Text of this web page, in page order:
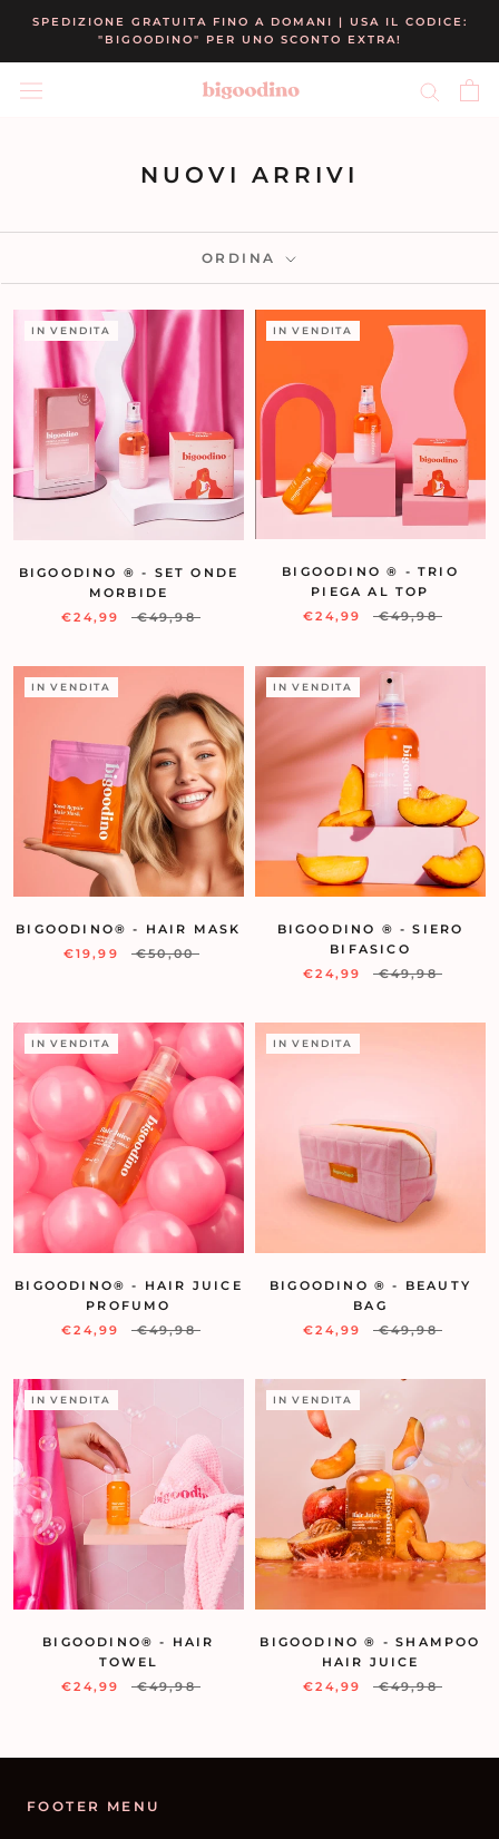
contenuto
SPEDIZIONE GRATUITA FINO A DOMANI | USA IL CODICE:
"BIGOODINO" PER UNO SCONTO EXTRA!
NUOVI ARRIVI
ORDINA
IN VENDITA
BIGOODINO ® - SET ONDE
MORBIDE
€24,99
€49,98
IN VENDITA
BIGOODINO ® - TRIO
PIEGA AL TOP
€24,99
€49,98
IN VENDITA
BIGOODINO® - HAIR MASK
€19,99
€50,00
IN VENDITA
BIGOODINO ® - SIERO
BIFASICO
€24,99
€49,98
IN VENDITA
BIGOODINO® - HAIR JUICE
PROFUMO
€24,99
€49,98
IN VENDITA
BIGOODINO ® - BEAUTY
BAG
€24,99
€49,98
IN VENDITA
BIGOODINO® - HAIR
TOWEL
€24,99
€49,98
IN VENDITA
BIGOODINO ® - SHAMPOO
HAIR JUICE
€24,99
€49,98
FOOTER MENU